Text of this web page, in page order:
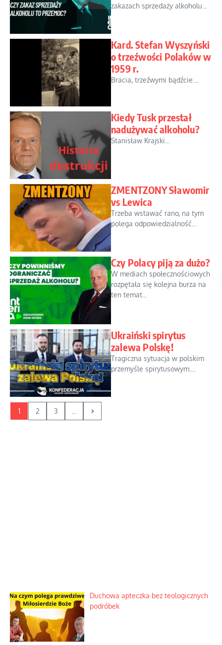
zakazach sprzedaży alkoholu...
Kard. Stefan Wyszyński
o trzeźwości Polaków w
1959 r.
Bracia, trzeźwymi bądźcie....
Kiedy Tusk przestał
nadużywać alkoholu?
Stanisław Krajski...
ZMENTZONY Sławomir
vs Lewica
Trzeba wstawać rano, na tym
polega odpowiedzialność...
Czy Polacy piją za dużo?
W mediach społecznościowych
rozpętała się kolejna burza na
ten temat...
Ukraiński spirytus
zalewa Polskę!
Tragiczna sytuacja w polskim
przemyśle spirytusowym....
1 2 3
Duchowa apteczka bez teologicznych
podróbek